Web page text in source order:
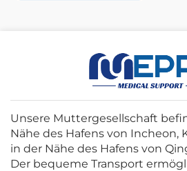
Unsere Muttergesellschaft
Nähe des Hafens von Incheon,
in der Nähe des Hafens von
Der bequeme Transport